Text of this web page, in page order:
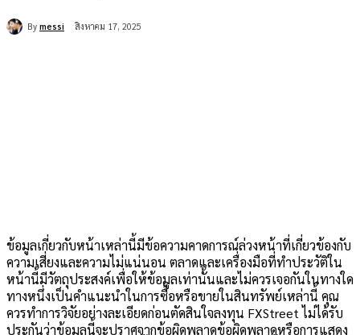
By messi สิงหาคม 17, 2025
ข้อมูลเกี่ยวกับหน้าเหล่านี้มีข้อความคาดการณ์ล่วงหน้าที่เกี่ยวข้องกับ
ความเสี่ยงและความไม่แน่นอน ตลาดและเครื่องมือที่ทำประวัติใน
หน้านี้มีวัตถุประสงค์เพื่อให้ข้อมูลเท่านั้นและไม่ควรเจอกันในทางใด
ทางหนึ่งเป็นคำแนะนำในการซื้อหรือขายในสินทรัพย์เหล่านี้ คุณ
ควรทำการวิจัยอย่างละเอียดก่อนตัดสินใจลงทุน FXStreet ไม่ได้รับ
ประกันว่าข้อมูลนี้จะปราศจากข้อผิดพลาดข้อผิดพลาดหรือการแสดง